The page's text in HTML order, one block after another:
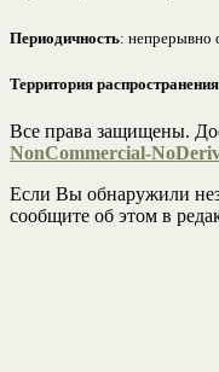
Периодичность: непрерывно
Территория
Все права защищены.
NonCommercial-
Если Вы обнаружили
сообщите об этом в